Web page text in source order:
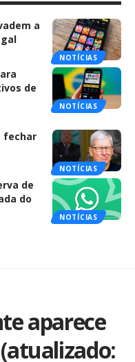
NOTÍCIAS
a
NOTÍCIAS
de
NOTÍCIAS
fechar
NOTÍCIAS
de
do
aparece